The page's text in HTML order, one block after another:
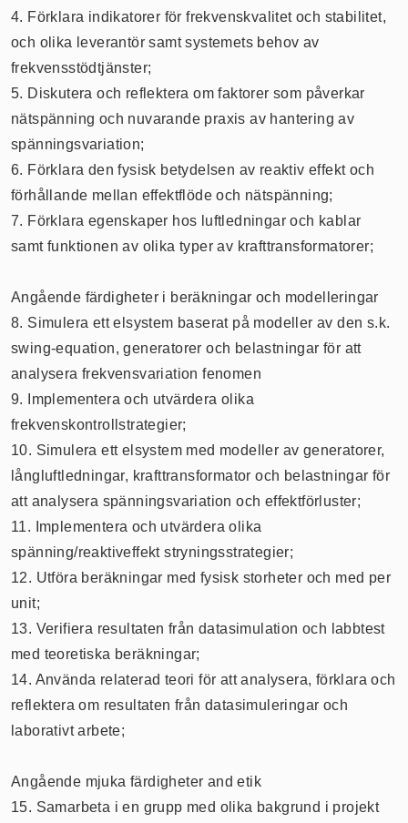
4. Förklara indikatorer för frekvenskvalitet och stabilitet,
och olika leverantör samt systemets behov av
frekvensstödtjänster;
5. Diskutera och reflektera om faktorer som påverkar
nätspänning och nuvarande praxis av hantering av
spänningsvariation;
6. Förklara den fysisk betydelsen av reaktiv effekt och
förhållande mellan effektflöde och nätspänning;
7. Förklara egenskaper hos luftledningar och kablar
samt funktionen av olika typer av krafttransformatorer;
Angående färdigheter i beräkningar och modelleringar
8. Simulera ett elsystem baserat på modeller av den s.k.
swing-equation, generatorer och belastningar för att
analysera frekvensvariation fenomen
9. Implementera och utvärdera olika
frekvenskontrollstrategier;
10. Simulera ett elsystem med modeller av generatorer,
långluftledningar, krafttransformator och belastningar för
att analysera spänningsvariation och effektförluster;
11. Implementera och utvärdera olika
spänning/reaktiveffekt stryningsstrategier;
12. Utföra beräkningar med fysisk storheter och med per
unit;
13. Verifiera resultaten från datasimulation och labbtest
med teoretiska beräkningar;
14. Använda relaterad teori för att analysera, förklara och
reflektera om resultaten från datasimuleringar och
laborativt arbete;
Angående mjuka färdigheter and etik
15. Samarbeta i en grupp med olika bakgrund i projekt